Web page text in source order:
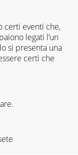
certi eventi che,
legati l’un
si presenta una
certi che